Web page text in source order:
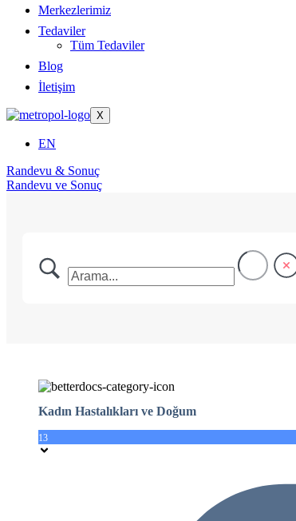
Merkezlerimiz
Tedaviler
Tüm Tedaviler
Blog
İletişim
X
EN
Randevu & Sonuç
Randevu ve Sonuç
Kadın Hastalıkları ve Doğum
13